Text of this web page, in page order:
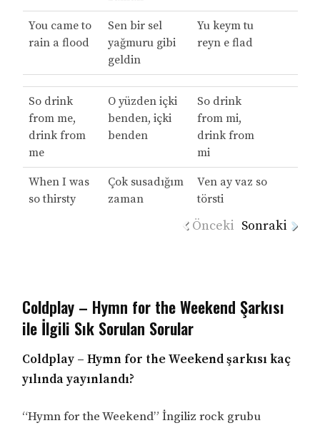
You came to
rain a flood
Sen bir sel
yağmuru gibi
geldin
Yu keym tu
reyn e flad
So drink
from me,
drink from
me
O yüzden içki
benden, içki
benden
So drink
from mi,
drink from
mi
When I was
so thirsty
Çok susadığım
zaman
Ven ay vaz so
törsti
Önceki Sonraki
Coldplay – Hymn for the Weekend Şarkısı
ile İlgili Sık Sorulan Sorular
Coldplay – Hymn for the Weekend şarkısı kaç
yılında yayınlandı?
“Hymn for the Weekend” İngiliz rock grubu